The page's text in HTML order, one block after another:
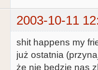
2003-10-11
shit happens my
już ostatnia
że nie będzie nas